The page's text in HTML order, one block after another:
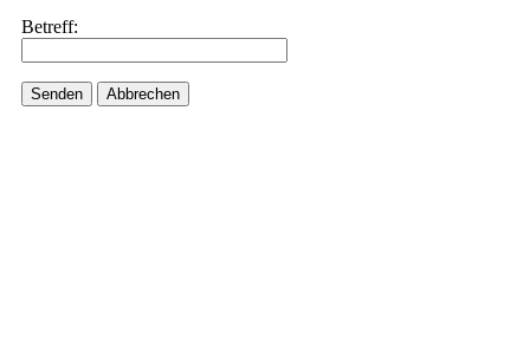
Betreff:
Senden Abbrechen